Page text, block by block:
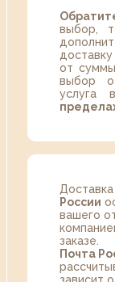
выбор,
от
выбор
услуга
Доставка
России
вашего
заказе.
Почта